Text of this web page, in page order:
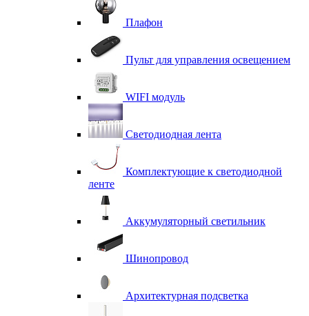
Плафон
Пульт для управления освещением
WIFI модуль
Светодиодная лента
Комплектующие к светодиодной
ленте
Аккумуляторный светильник
Шинопровод
Архитектурная подсветка